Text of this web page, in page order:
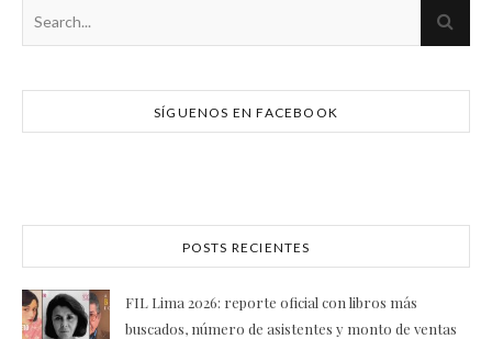
SÍGUENOS EN FACEBOOK
POSTS RECIENTES
FIL Lima 2026: reporte oficial con libros más
buscados, número de asistentes y monto de ventas